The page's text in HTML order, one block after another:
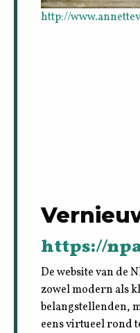
http://
https://
De website van de
zowel modern als
belangstellenden,
eens virtueel rond